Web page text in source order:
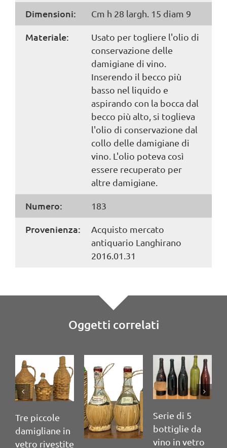
Dimensioni: Cm h 28 largh. 15 diam 9
Materiale:
Usato per togliere l'olio di
conservazione delle
damigiane di vino.
Inserendo il becco più
basso nel liquido e
aspirando con la bocca dal
becco più alto, si toglieva
l'olio di conservazione dal
collo delle damigiane di
vino. L'olio poteva così
essere recuperato per
altre damigiane.
Numero: 183
Provenienza:
Acquisto mercato
antiquario Langhirano
2016.01.31
Oggetti correlati
Serie di 5
bottiglie da
vino in vetro
Serie di 4
bottiglie da
vino in vetro